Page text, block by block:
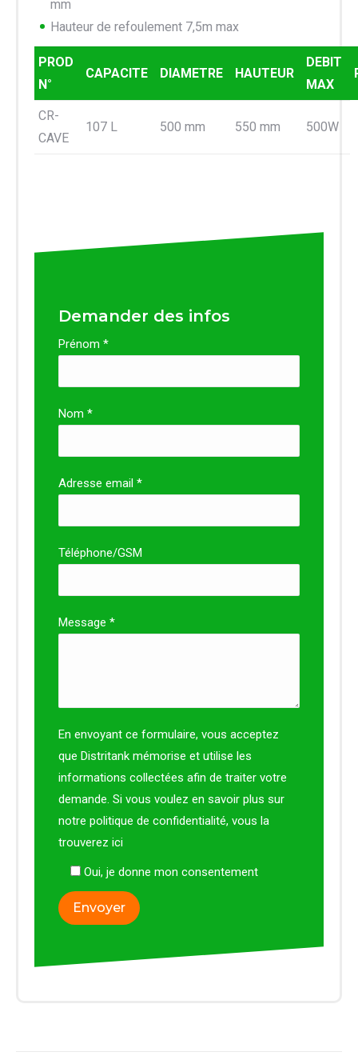
mm
Hauteur de refoulement 7,5m max
PROD
N°
CAPACITE DIAMETRE HAUTEUR
DEBIT
MAX
CR-
CAVE
107 L 500 mm 550 mm 500W
Demander des infos
Prénom *
Nom *
Adresse email *
Téléphone/GSM
Message *
En envoyant ce formulaire, vous acceptez
que Distritank mémorise et utilise les
informations collectées afin de traiter votre
demande. Si vous voulez en savoir plus sur
notre politique de confidentialité, vous la
trouverez ici
Oui, je donne mon consentement